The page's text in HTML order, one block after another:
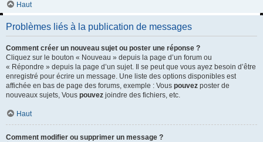
Haut
Problèmes liés à la publication de messages
Comment créer un nouveau sujet ou poster une réponse ?
Cliquez sur le bouton « Nouveau » depuis la page d’un forum ou
« Répondre » depuis la page d’un sujet. Il se peut que vous ayez besoin d’être
enregistré pour écrire un message. Une liste des options disponibles est
affichée en bas de page des forums, exemple : Vous pouvez poster de
nouveaux sujets, Vous pouvez joindre des fichiers, etc.
Haut
Comment modifier ou supprimer un message ?